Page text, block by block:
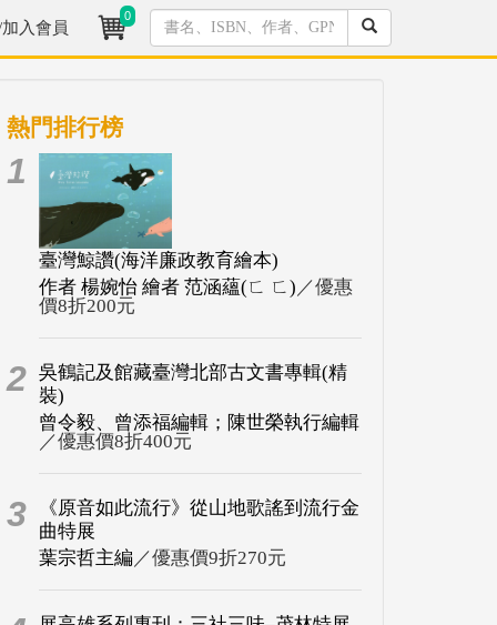
入會員
0
熱門排行榜
1
臺灣鯨讚(海洋廉政教育繪本)
作者 楊婉怡 繪者 范涵蘊(ㄈ ㄈ) ／優惠
價8折200元
2 吳鶴記及館藏臺灣北部古文書專輯(精
裝)
曾令毅、曾添福編輯；陳世榮執行編輯
／優惠價8折400元
3
《原音如此流行》從山地歌謠到流行金
曲特展
葉宗哲主編 ／優惠價9折270元